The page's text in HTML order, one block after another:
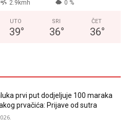
2.9kmh 0 %
UTO
39°
SRI
36°
ČET
36°
prvi put dodjeljuje 100 maraka
prvačića: Prijave od sutra